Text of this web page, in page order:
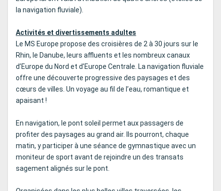
la navigation fluviale).
Activités et divertissements adultes
Le MS Europe propose des croisières de 2 à 30 jours sur le
Rhin, le Danube, leurs affluents et les nombreux canaux
d’Europe du Nord et d’Europe Centrale. La navigation fluviale
offre une découverte progressive des paysages et des
cœurs de villes. Un voyage au fil de l’eau, romantique et
apaisant !
En navigation, le pont soleil permet aux passagers de
profiter des paysages au grand air. Ils pourront, chaque
matin, y participer à une séance de gymnastique avec un
moniteur de sport avant de rejoindre un des transats
sagement alignés sur le pont.